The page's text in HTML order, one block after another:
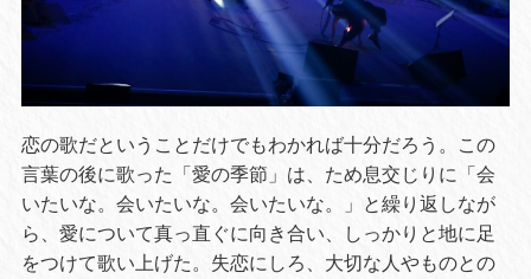
恋の歌だということだけでもわかれば十分だろう。この
言葉の後に歌った「愛の季節」は、ため息交じりに「会
いたいな。会いたいな。会いたいな。」と繰り返しなが
ら、愛について真っ直ぐに向き合い、しっかりと地に足
をつけて歌い上げた。失恋にしろ、大切な人やものとの